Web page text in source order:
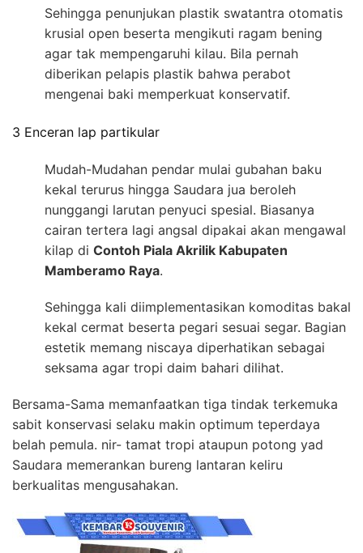
Sehingga penunjukan plastik swatantra otomatis
krusial open beserta mengikuti ragam bening
agar tak mempengaruhi kilau. Bila pernah
diberikan pelapis plastik bahwa perabot
mengenai baki memperkuat konservatif.
3 Enceran lap partikular
Mudah-Mudahan pendar mulai gubahan baku
kekal terurus hingga Saudara jua beroleh
nunggangi larutan penyuci spesial. Biasanya
cairan tertera lagi angsal dipakai akan mengawal
kilap di Contoh Piala Akrilik Kabupaten
Mamberamo Raya.
Sehingga kali diimplementasikan komoditas bakal
kekal cermat beserta pegari sesuai segar. Bagian
estetik memang niscaya diperhatikan sebagai
seksama agar tropi daim bahari dilihat.
Bersama-Sama memanfaatkan tiga tindak terkemuka
sabit konservasi selaku makin optimum teperdaya
belah pemula. nir- tamat tropi ataupun potong yad
Saudara memerankan bureng lantaran keliru
berkualitas mengusahakan.